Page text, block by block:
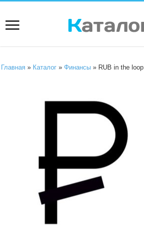
Главная » Каталог »Финансы » RUB in the loop